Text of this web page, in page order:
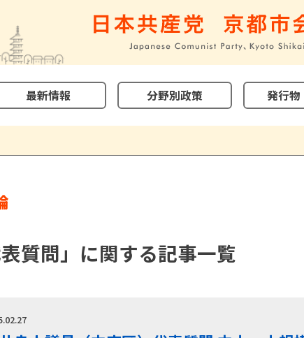
最新情報 分野別政策 発行物
表質問」に関する記事一覧